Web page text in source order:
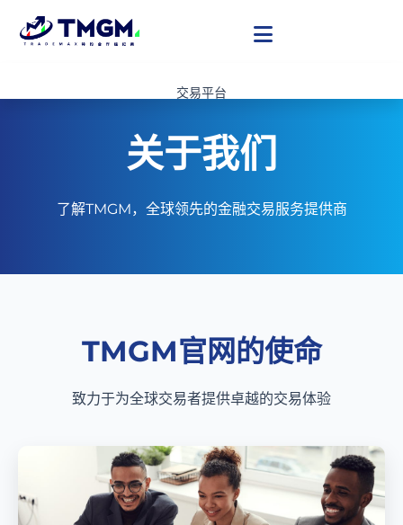
交易平台
资讯分析
TMGM合作代理
关于我们
了解TMGM，全球领先的金融交易服务提供商
TMGM官网的使命
致力于为全球交易者提供卓越的交易体验